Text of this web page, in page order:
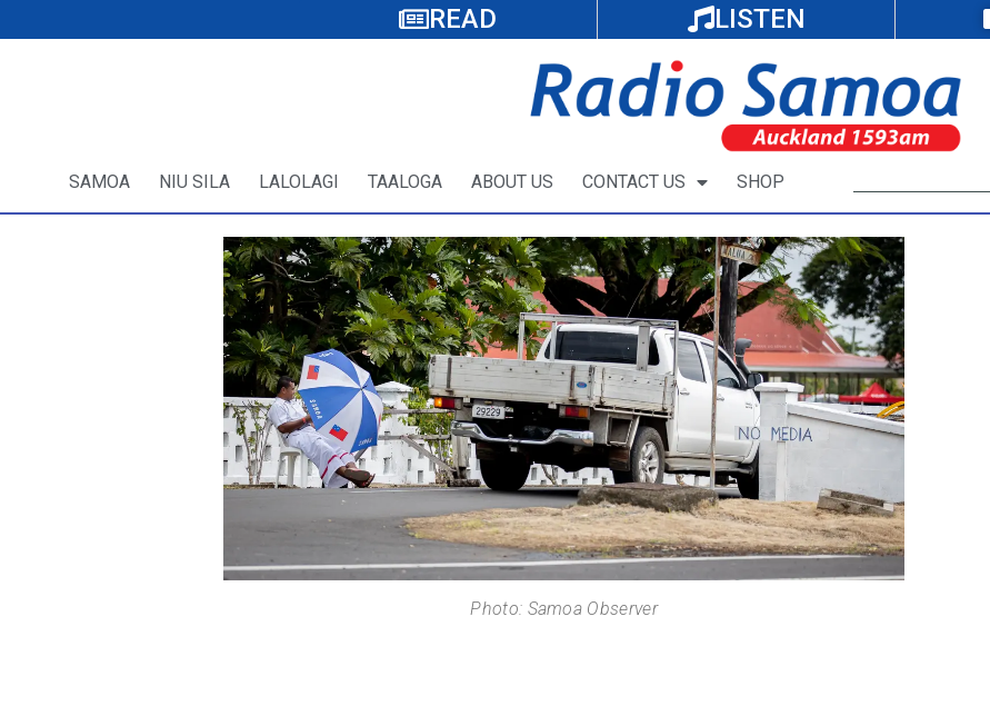
READ LISTEN
SAMOA NIU SILA LALOLAGI TAALOGA ABOUT US CONTACT US SHOP
Photo: Samoa Observer